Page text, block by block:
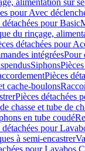
alimentation sur
pour Avec
détachées pour Basic
du rinçage,
détachées pour
intégréesPour
Siphons
Pièces
cache-boulons
Pièces détachées
chasse et tube de
en tube coudé
détachées pour
à semi-encastrer
pour Lavabos